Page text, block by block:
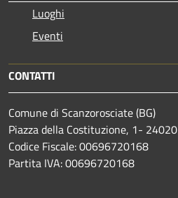
Luoghi
Eventi
CONTATTI
Comune di Scanzorosciate (BG)
Piazza della Costituzione, 1- 24020
Codice Fiscale: 00696720168
Partita IVA: 00696720168